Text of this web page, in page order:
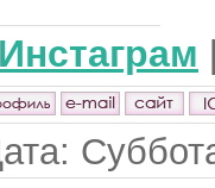
Инстаграм